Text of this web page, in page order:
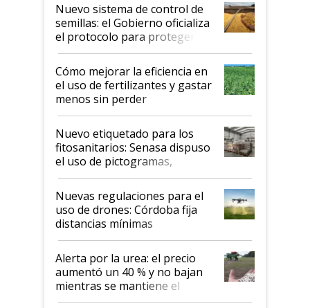
Nuevo sistema de control de
semillas: el Gobierno oficializa
el protocolo para proteger la
propiedad intelectual
Cómo mejorar la eficiencia en
el uso de fertilizantes y gastar
menos sin perder
productividad en la campaña
fina
Nuevo etiquetado para los
fitosanitarios: Senasa dispuso
el uso de pictogramas,
palabras de advertencia e
indicaciones
Nuevas regulaciones para el
uso de drones: Córdoba fija
distancias mínimas
Alerta por la urea: el precio
aumentó un 40 % y no bajan
mientras se mantiene el
conflicto en Medio Oriente